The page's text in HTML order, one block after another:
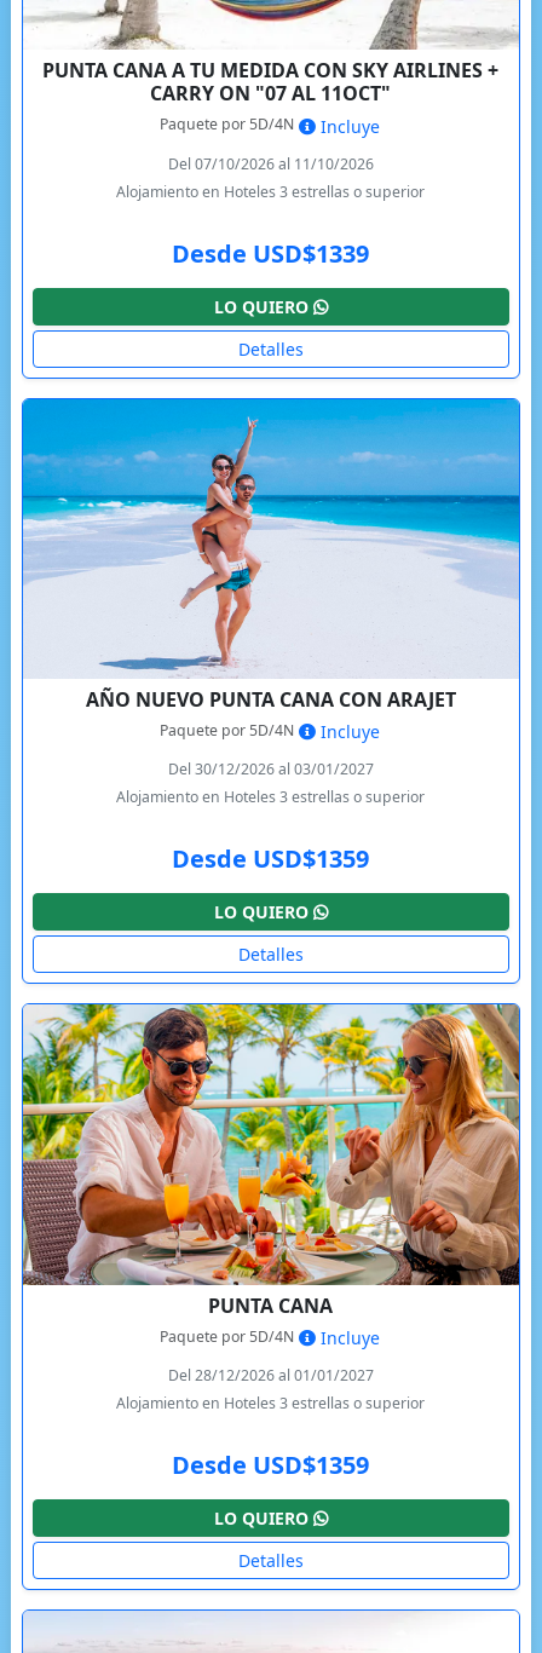
PUNTA CANA A TU MEDIDA CON SKY AIRLINES +
CARRY ON "07 AL 11OCT"
Paquete por 5D/4N Incluye
Del 07/10/2026 al 11/10/2026
Alojamiento en Hoteles 3 estrellas o superior
Desde USD$1339
LO QUIERO
Detalles
AÑO NUEVO PUNTA CANA CON ARAJET
Paquete por 5D/4N Incluye
Del 30/12/2026 al 03/01/2027
Alojamiento en Hoteles 3 estrellas o superior
Desde USD$1359
LO QUIERO
Detalles
PUNTA CANA
Paquete por 5D/4N Incluye
Del 28/12/2026 al 01/01/2027
Alojamiento en Hoteles 3 estrellas o superior
Desde USD$1359
LO QUIERO
Detalles